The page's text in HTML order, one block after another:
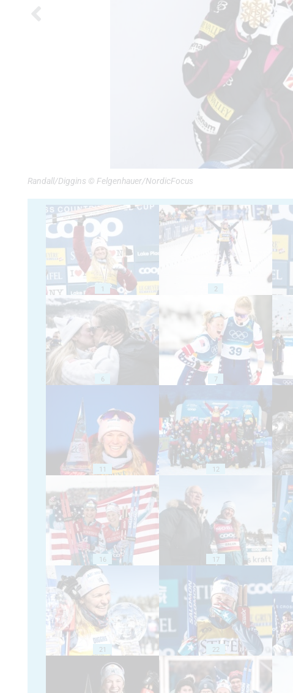
Randall/Diggins © Felgenhauer/NordicFocus
1 2
6 7
11 12
16 17
21 22